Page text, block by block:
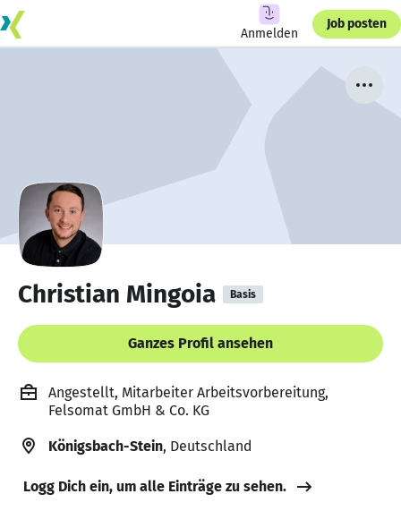
Anmelden
Job posten
Christian Mingoia Basis
Ganzes Profil ansehen
Angestellt, Mitarbeiter Arbeitsvorbereitung,
Felsomat GmbH & Co. KG
Königsbach-Stein, Deutschland
Logg Dich ein, um alle Einträge zu sehen.